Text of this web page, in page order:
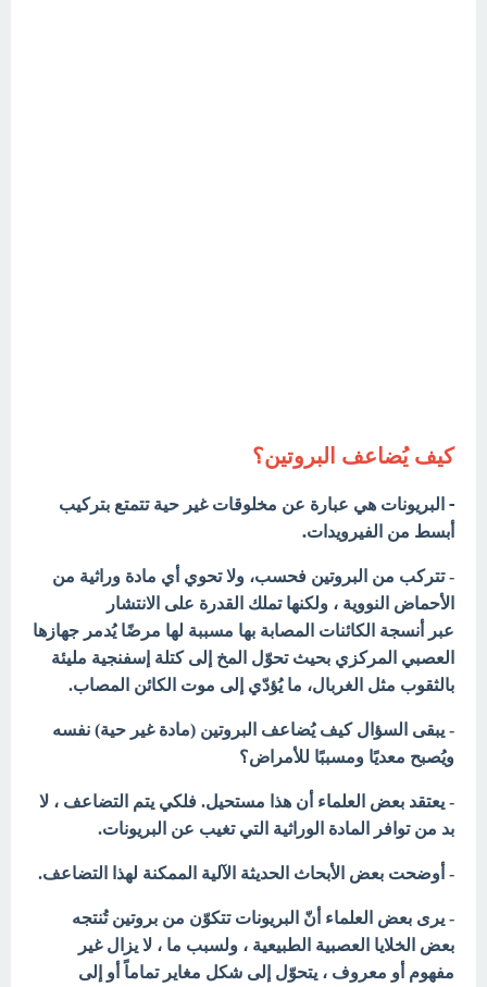
كيف يُضاعف البروتين؟
- البريونات هي عبارة عن مخلوقات غير حية تتمتع بتركيب
أبسط من الفيرويدات.
- تتركب من البروتين فحسب، ولا تحوي أي مادة وراثية من
الأحماض النووية ، ولكنها تملك القدرة على الانتشار
عبر أنسجة الكائنات المصابة بها مسببة لها مرضًا يُدمر جهازها
العصبي المركزي بحيث تحوّل المخ إلى كتلة إسفنجية مليئة
بالثقوب مثل الغربال، ما يُؤدّي إلى موت الكائن المصاب.
- يبقى السؤال كيف يُضاعف البروتين (مادة غير حية) نفسه
ويُصبح معديًا ومسببًا للأمراض؟
- يعتقد بعض العلماء أن هذا مستحيل. فلكي يتم التضاعف ، لا
بد من توافر المادة الوراثية التي تغيب عن البريونات.
- أوضحت بعض الأبحاث الحديثة الآلية الممكنة لهذا التضاعف.
- يرى بعض العلماء أنّ البريونات تتكوّن من بروتين تُنتجه
بعض الخلايا العصبية الطبيعية ، ولسبب ما ، لا يزال غير
مفهوم أو معروف ، يتحوّل إلى شكل مغاير تماماً أو إلى